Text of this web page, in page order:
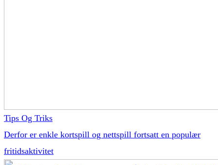
Tips Og Triks
Derfor er enkle kortspill og nettspill fortsatt en populær
fritidsaktivitet